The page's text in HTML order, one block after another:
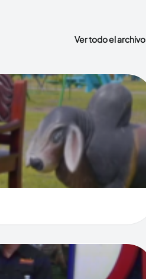
Ver todo el archivo